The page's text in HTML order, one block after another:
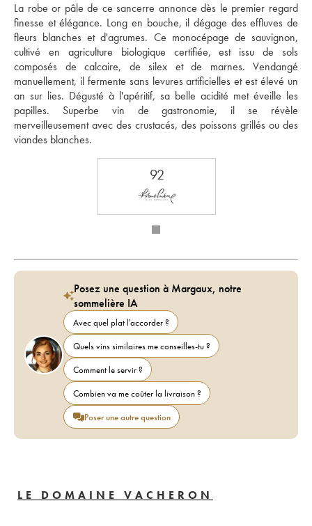
La robe or pâle de ce sancerre annonce dès le premier regard
finesse et élégance. Long en bouche, il dégage des effluves de
fleurs blanches et d'agrumes. Ce monocépage de sauvignon,
cultivé en agriculture biologique certifiée, est issu de sols
composés de calcaire, de silex et de marnes. Vendangé
manuellement, il fermente sans levures artificielles et est élevé un
an sur lies. Dégusté à l'apéritif, sa belle acidité met éveille les
papilles. Superbe vin de gastronomie, il se révèle
merveilleusement avec des crustacés, des poissons grillés ou des
92
Posez une question à Margaux, notre
sommelière IA
Avec quel plat l'accorder ?
Quels vins similaires me conseilles-tu ?
Comment le servir ?
Combien va me coûter la livraison ?
Poser une autre question
LE DOMAINE VACHERON